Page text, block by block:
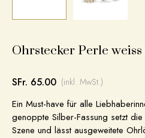
Ohrstecker Perle
SFr. 65.00 (inkl. MwSt.)
Ein Must-have für alle
genoppte Silber-Fassung setzt
Szene und lässt ausgeweitete